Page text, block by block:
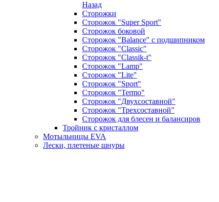
Назад
Сторожки
Сторожок "Super Sport"
Сторожок боковой
Сторожок "Balance" с подшипником
Сторожок "Classic"
Сторожок "Classik-t"
Сторожок "Lamp"
Сторожок "Lite"
Сторожок "Sport"
Сторожок "Termo"
Сторожок "Двухсоставной"
Сторожок "Трехсоставной"
Сторожок для блесен и балансиров
Тройник с кристаллом
Мотыльницы EVA
Лески, плетеные шнуры